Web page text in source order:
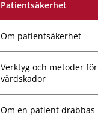
Patientsäkerhet
Om patientsäkerhet
Verktyg och metoder
vårdskador
Om en patient drabbas